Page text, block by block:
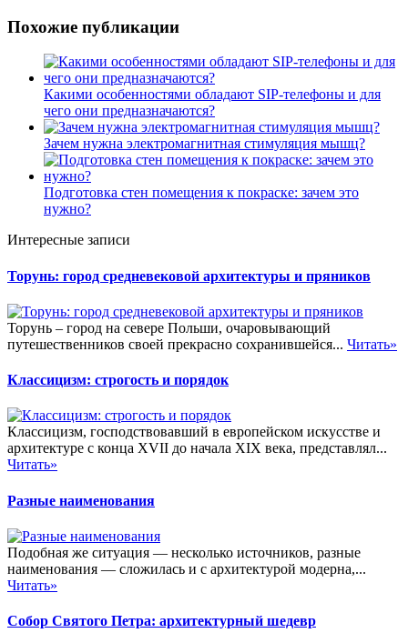
Похожие публикации
Какими особенностями обладают SIP-телефоны и для
чего они предназначаются?
Зачем нужна электромагнитная стимуляция мышц?
Подготовка стен помещения к покраске: зачем это
нужно?
Интересные записи
Торунь: город средневековой архитектуры и пряников
Торунь – город на севере Польши, очаровывающий
путешественников своей прекрасно сохранившейся... Читать»
Классицизм: строгость и порядок
Классицизм, господствовавший в европейском искусстве и
архитектуре с конца XVII до начала XIX века, представлял...
Читать»
Разные наименования
Подобная же ситуация — несколько источников, разные
наименования — сложилась и с архитектурой модерна,...
Читать»
Собор Святого Петра: архитектурный шедевр